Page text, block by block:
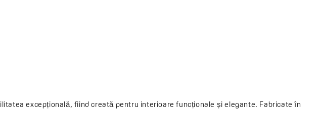
excepțională, fiind creată pentru interioare funcționale și elegante. Fabricate în